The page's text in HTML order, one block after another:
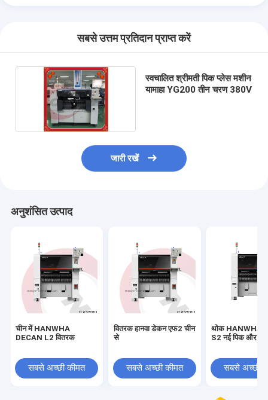
सबसे उत्तम प्रतिदान प्राप्त करें
स्वचालित श्रीमती पिक प्लेस मशीन
यामाहा YG200 तीन चरण 380V
जारी रखें
अनुशंसित उत्पाद
चीन में HANWHA
DECAN L2 वितरक
सबसे अच्छी कीमत
वितरक हानवा डेकन एफ2 चीन
से
सबसे अच्छी कीमत
थोक HANWHA
S2 नई पिक और
सबसे अच्छी